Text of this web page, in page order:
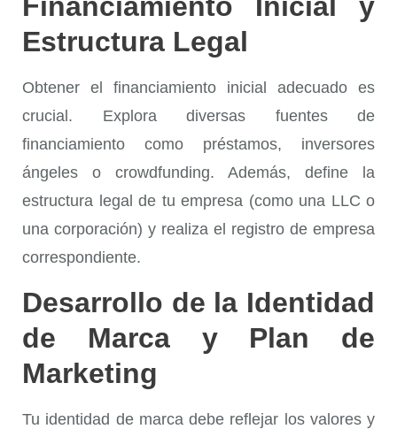
Financiamiento Inicial y
Estructura Legal
Obtener el financiamiento inicial adecuado es
crucial. Explora diversas fuentes de
financiamiento como préstamos, inversores
ángeles o crowdfunding. Además, define la
estructura legal de tu empresa (como una LLC o
una corporación) y realiza el registro de empresa
correspondiente.
Desarrollo de la Identidad
de Marca y Plan de
Marketing
Tu identidad de marca debe reflejar los valores y